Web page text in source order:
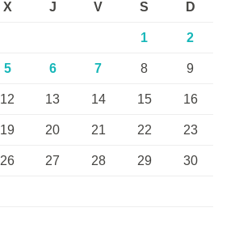
X J V S D
1 2
5 6 7 8 9
12 13 14 15 16
19 20 21 22 23
26 27 28 29 30